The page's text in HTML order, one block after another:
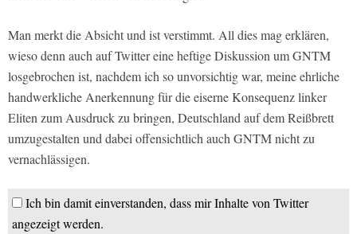
Man merkt die Absicht und ist verstimmt. All dies mag erklären,
wieso denn auch auf Twitter eine heftige Diskussion um GNTM
losgebrochen ist, nachdem ich so unvorsichtig war, meine ehrliche
handwerkliche Anerkennung für die eiserne Konsequenz linker
Eliten zum Ausdruck zu bringen, Deutschland auf dem Reißbrett
umzugestalten und dabei offensichtlich auch GNTM nicht zu
vernachlässigen.
Ich bin damit einverstanden, dass mir Inhalte von Twitter
angezeigt werden.